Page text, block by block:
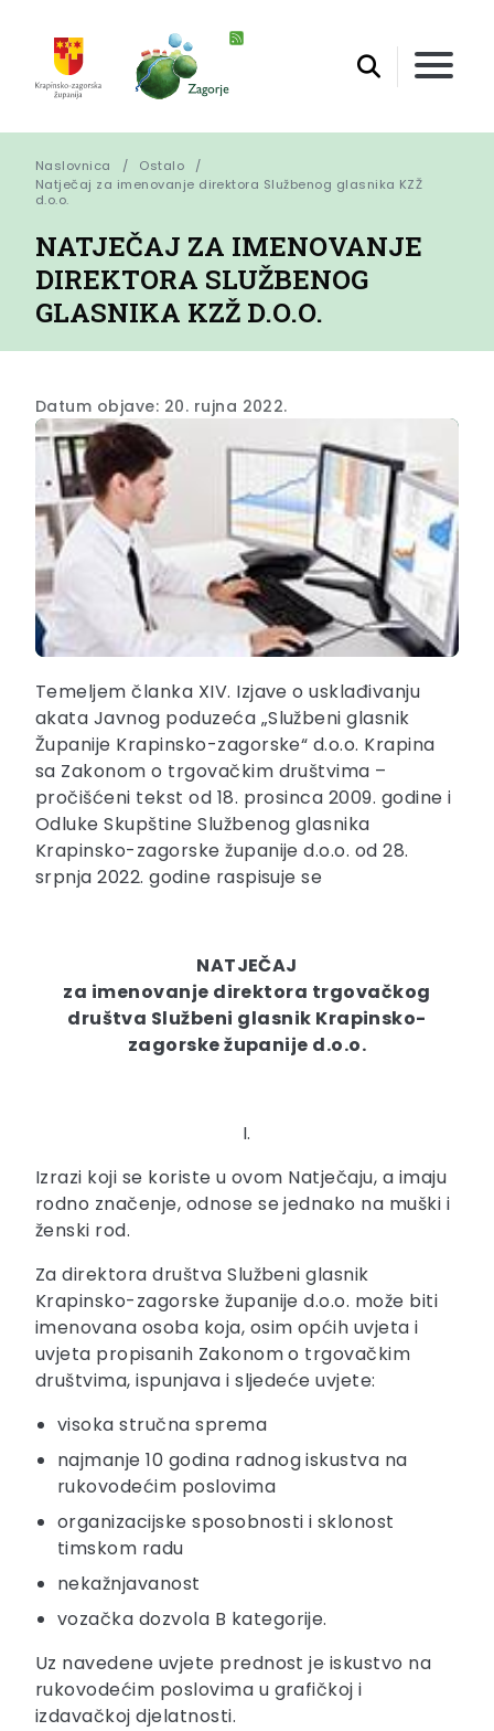
Naslovnica
Ostalo
Natječaj za imenovanje direktora Službenog glasnika KZŽ
d.o.o.
NATJEČAJ ZA IMENOVANJE
DIREKTORA SLUŽBENOG
GLASNIKA KZŽ D.O.O.
Datum objave: 20. rujna 2022.
Temeljem članka XIV. Izjave o usklađivanju
akata Javnog poduzeća „Službeni glasnik
Županije Krapinsko-zagorske“ d.o.o. Krapina
sa Zakonom o trgovačkim društvima –
pročišćeni tekst od 18. prosinca 2009. godine i
Odluke Skupštine Službenog glasnika
Krapinsko-zagorske županije d.o.o. od 28.
srpnja 2022. godine raspisuje se
NATJEČAJ
za imenovanje direktora trgovačkog
društva Službeni glasnik Krapinsko-
zagorske županije d.o.o.
I.
Izrazi koji se koriste u ovom Natječaju, a imaju
rodno značenje, odnose se jednako na muški i
ženski rod.
Za direktora društva Službeni glasnik
Krapinsko-zagorske županije d.o.o. može biti
imenovana osoba koja, osim općih uvjeta i
uvjeta propisanih Zakonom o trgovačkim
društvima, ispunjava i sljedeće uvjete:
visoka stručna sprema
najmanje 10 godina radnog iskustva na
rukovodećim poslovima
organizacijske sposobnosti i sklonost
timskom radu
nekažnjavanost
vozačka dozvola B kategorije.
Uz navedene uvjete prednost je iskustvo na
rukovodećim poslovima u grafičkoj i
izdavačkoj djelatnosti.